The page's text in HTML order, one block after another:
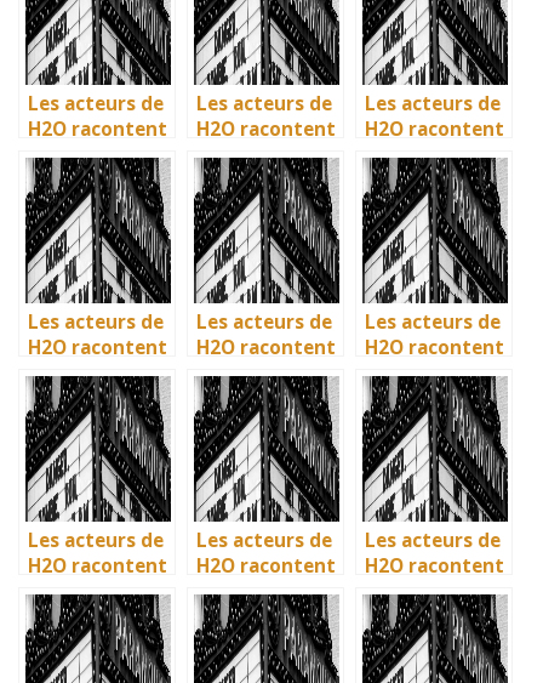
Australie
Les acteurs de
H2O racontent
: comment l’ile
de Mako a pris
vie en
Australie
Les acteurs de
H2O racontent
: comment l’ile
de Mako a pris
vie en
Australie
Les acteurs de
H2O racontent
: comment l’ile
de Mako a pris
vie en
Australie
Les acteurs de
H2O racontent
: comment l’ile
de Mako a pris
vie en
Australie
Les acteurs de
H2O racontent
: comment l’ile
de Mako a pris
vie en
Australie
Les acteurs de
H2O racontent
: comment l’ile
de Mako a pris
vie en
Australie
Les acteurs de
H2O racontent
: comment l’ile
de Mako a pris
vie en
Australie
Les acteurs de
H2O racontent
: comment l’ile
de Mako a pris
vie en
Australie
Les acteurs de
H2O racontent
: comment l’ile
de Mako a pris
vie en
Australie